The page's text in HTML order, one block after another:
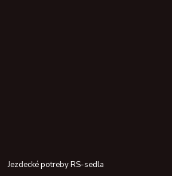
Jezdecké potreby RS-sedla